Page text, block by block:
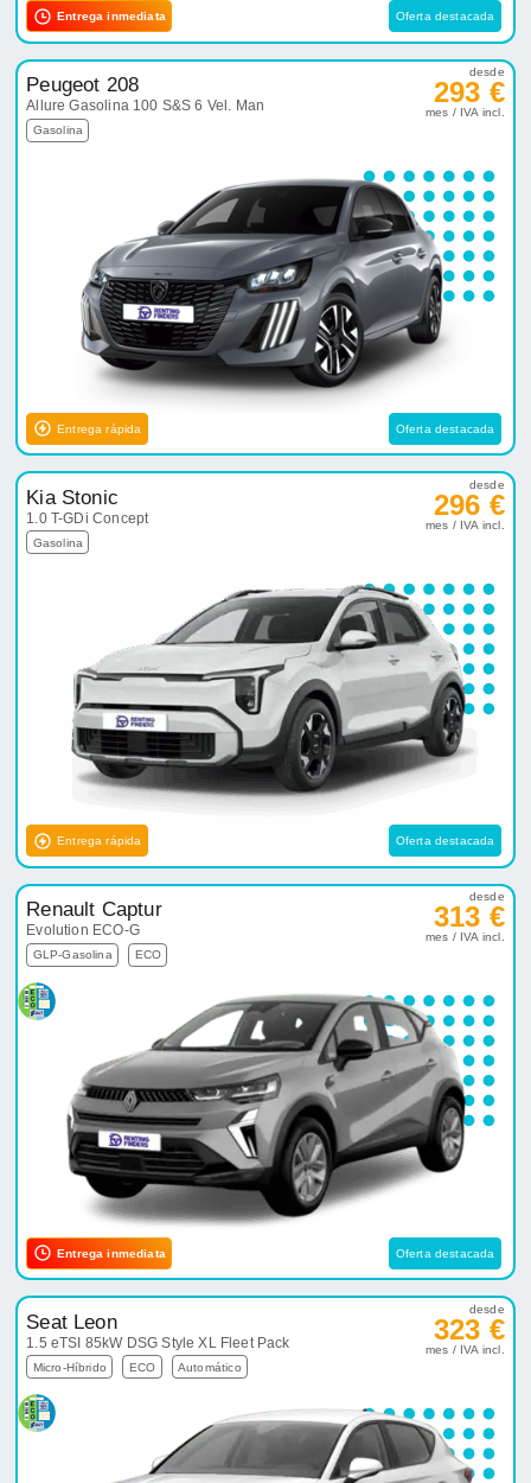
Entrega inmediata Oferta destacada
Peugeot 208
Allure Gasolina 100 S&S 6 Vel. Man
Gasolina
desde
293 €
mes / IVA incl.
Entrega rápida Oferta destacada
Kia Stonic
1.0 T-GDi Concept
Gasolina
desde
296 €
mes / IVA incl.
Entrega rápida Oferta destacada
Renault Captur
Evolution ECO-G
GLP-Gasolina ECO
desde
313 €
mes / IVA incl.
Entrega inmediata Oferta destacada
Seat Leon
1.5 eTSI 85kW DSG Style XL Fleet Pack
Micro-Híbrido ECO Automático
desde
323 €
mes / IVA incl.